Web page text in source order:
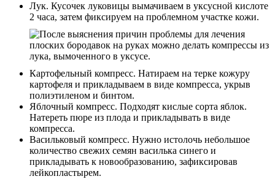
Лук. Кусочек луковицы вымачиваем в уксусной кислоте
2 часа, затем фиксируем на проблемном участке кожи.
Картофельный компресс. Натираем на терке кожуру
картофеля и прикладываем в виде компресса, укрыв
полиэтиленом и бинтом.
Яблочный компресс. Подходят кислые сорта яблок.
Натереть пюре из плода и прикладывать в виде
компресса.
Васильковый компресс. Нужно истолочь небольшое
количество свежих семян василька синего и
прикладывать к новообразованию, зафиксировав
лейкопластырем.